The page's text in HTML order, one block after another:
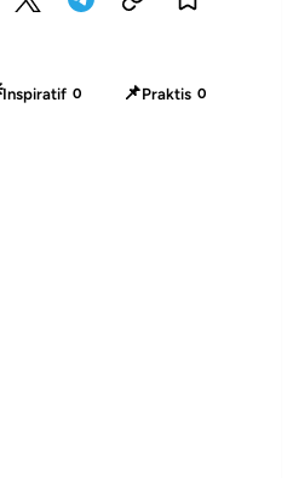
Inspiratif 0 📌Praktis 0